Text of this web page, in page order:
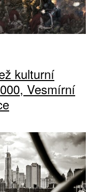
kulturní
Vesmírní